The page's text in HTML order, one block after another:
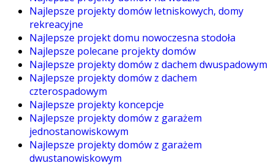
Najlepsze projekty domów letniskowych, domy
rekreacyjne
Najlepsze projekt domu nowoczesna stodoła
Najlepsze polecane projekty domów
Najlepsze projekty domów z dachem dwuspadowym
Najlepsze projekty domów z dachem
czterospadowym
Najlepsze projekty koncepcje
Najlepsze projekty domów z garażem
jednostanowiskowym
Najlepsze projekty domów z garażem
dwustanowiskowym